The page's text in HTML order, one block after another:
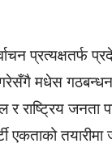
प्रत्यक्षतर्फ
मधेस
र राष्ट्रिय जनता
एकताको